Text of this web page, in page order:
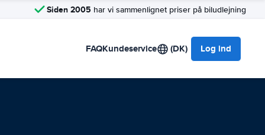
Siden 2005 har vi sammenlignet priser på biludlejning
FAQKundeservice (DK) Log ind